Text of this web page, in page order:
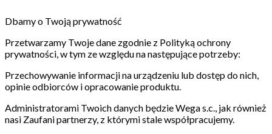
Dbamy o Twoją prywatność
Przetwarzamy Twoje dane zgodnie z Polityką ochrony
prywatności, w tym ze względu na następujące potrzeby:
Przechowywanie informacji na urządzeniu lub dostęp do nich,
opinie odbiorców i opracowanie produktu.
Administratorami Twoich danych będzie Wega s.c., jak również
nasi Zaufani partnerzy, z którymi stale współpracujemy.